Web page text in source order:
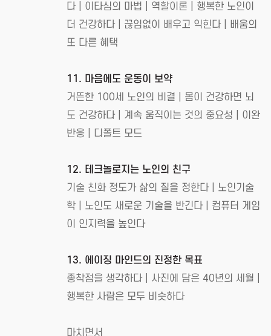
다 | 이타심의 마법 | 역할이론 | 행복한 노인이
더 건강하다 | 끊임없이 배우고 익힌다 | 배움의
또 다른 혜택
11. 마음에도 운동이 보약
거뜬한 100세 노인의 비결 | 몸이 건강하면 뇌
도 건강하다 | 계속 움직이는 것의 중요성 | 이완
반응 | 디폴트 모드
12. 테크놀로지는 노인의 친구
기술 친화 정도가 삶의 질을 정한다 | 노인기술
학 | 노인도 새로운 기술을 반긴다 | 컴퓨터 게임
이 인지력을 높인다
13. 에이징 마인드의 진정한 목표
종착점을 생각하다 | 사진에 담은 40년의 세월 |
행복한 사람은 모두 비슷하다
마치면서